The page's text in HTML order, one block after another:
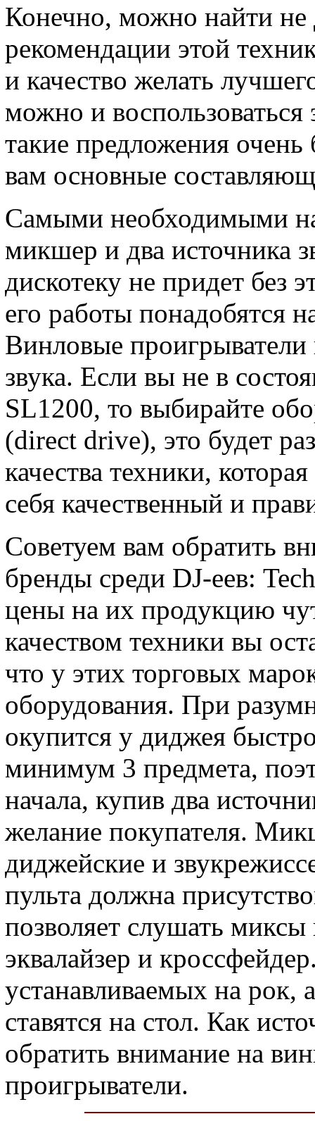
Конечно, можно найти не
рекомендации этой
и качество желать
можно и
такие предложения
вам основные
Самыми необходимыми на
микшер и два источника
дискотеку не придет без
его работы понадобятся
Винловые проигрыватели
звука. Если вы не в
SL1200, то выбирайте
(direct drive), это будет
качества техники,
себя качественный и
Советуем вам обратить
бренды среди DJ-еев:
цены на их продукцию
качеством техники вы
что у этих торговых
оборудования. При
окупится у диджея
минимум 3 предмета,
начала, купив два
желание покупателя.
диджейские и
пульта должна
позволяет слушать
эквалайзер и
устанавливаемых на рок,
ставятся на стол. Как
обратить внимание на
проигрыватели.